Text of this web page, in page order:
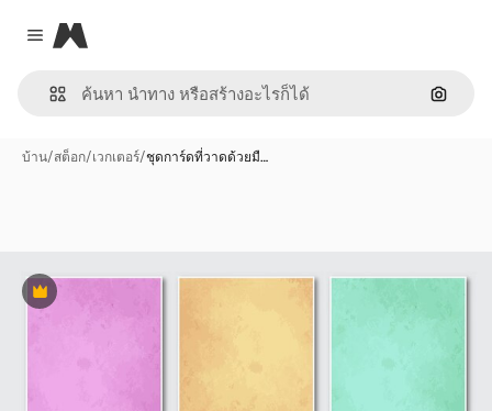
Close menu
Magnific
ค้นหา
บ้าน/สต็อก/เวกเตอร์/ชุดการ์ดที่วาดด้วยมื…
พรีเมี่ยม